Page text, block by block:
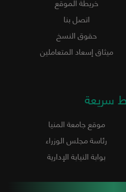
اتصل بنا
حقوق النسخ
ميثاق إسعاد المتعاملين
سريعة
موقع جامعة المنيا
رئاسة مجلس الوزراء
بوابة النيابة الإدارية